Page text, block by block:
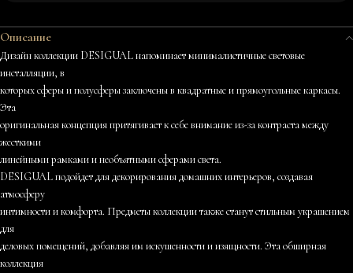
Описание
Дизайн коллекции DESIGUAL напоминает минималистичные световые
инсталляции, в
которых сферы и полусферы заключены в квадратные и прямоугольные каркасы.
Эта
оригинальная концепция притягивает к себе внимание из-за контраста между
жесткими
линейными рамками и необъятными сферами света.
DESIGUAL подойдет для декорирования домашних интерьеров, создавая
атмосферу
интимности и комфорта. Предметы коллекции также станут стильным украшением
для
деловых помещений, добавляя им искушенности и изящности. Эта обширная
коллекция